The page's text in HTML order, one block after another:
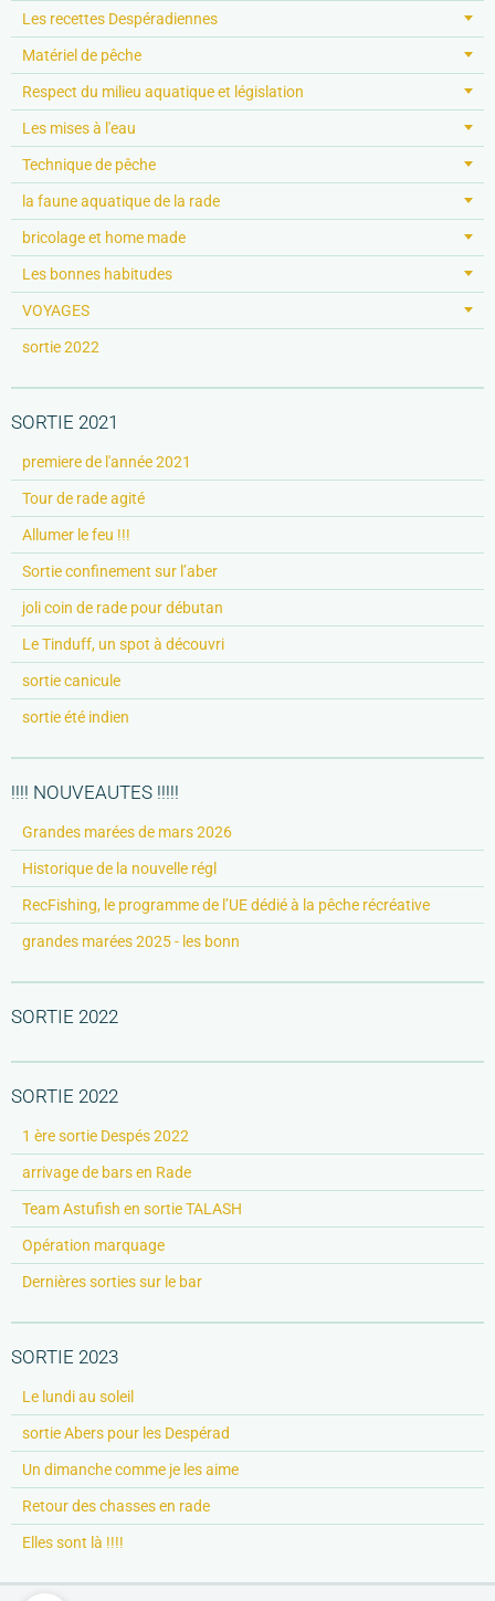
Les recettes Despéradiennes
Matériel de pêche
Respect du milieu aquatique et législation
Les mises à l'eau
Technique de pêche
la faune aquatique de la rade
bricolage et home made
Les bonnes habitudes
VOYAGES
sortie 2022
SORTIE 2021
premiere de l'année 2021
Tour de rade agité
Allumer le feu !!!
Sortie confinement sur l’aber
joli coin de rade pour débutan
Le Tinduff, un spot à découvri
sortie canicule
sortie été indien
!!!! NOUVEAUTES !!!!!
Grandes marées de mars 2026
Historique de la nouvelle régl
RecFishing, le programme de l’UE dédié à la pêche récréative
grandes marées 2025 - les bonn
SORTIE 2022
SORTIE 2022
1 ère sortie Despés 2022
arrivage de bars en Rade
Team Astufish en sortie TALASH
Opération marquage
Dernières sorties sur le bar
SORTIE 2023
Le lundi au soleil
sortie Abers pour les Despérad
Un dimanche comme je les aime
Retour des chasses en rade
Elles sont là !!!!